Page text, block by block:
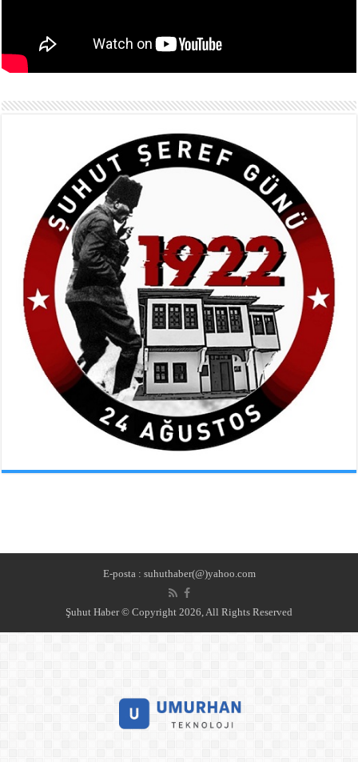
E-posta : suhuthaber(@)yahoo.com
Şuhut Haber © Copyright 2026, All Rights Reserved